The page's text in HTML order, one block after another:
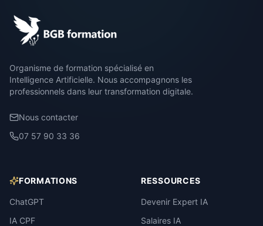
Organisme de formation spécialisé en
Intelligence Artificielle. Nous accompagnons les
professionnels dans leur transformation digitale.
Nous contacter
07 57 90 33 36
FORMATIONS
ChatGPT
IA CPF
RESSOURCES
Devenir Expert IA
Salaires IA